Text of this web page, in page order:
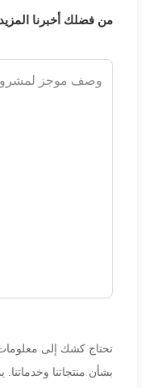
من فضلك أخبرنا
تحتاج كشك إلى
بشأن منتجاتنا